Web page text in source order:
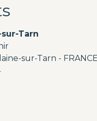
Tarn
sur-Tarn - FRANCE